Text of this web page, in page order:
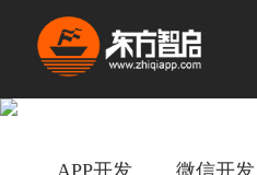
APP开发 微信开发